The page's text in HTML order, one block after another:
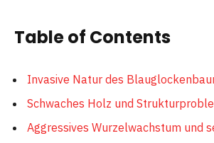
Table of Contents
Invasive Natur des
Schwaches Holz und
Aggressives Wurzelwachstum und